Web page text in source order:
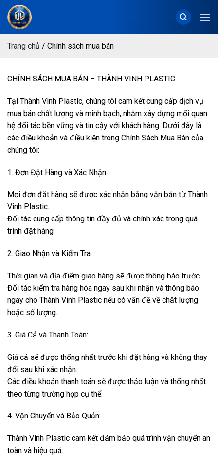
Chuyển
đến
dungTrang chủ / Chính sách mua bán
CHÍNH SÁCH MUA BÁN – THÀNH VINH PLASTIC
Tại Thành Vinh Plastic, chúng tôi cam kết cung cấp dịch vụ
mua bán chất lượng và minh bạch, nhằm xây dựng mối quan
hệ đối tác bền vững và tin cậy với khách hàng. Dưới đây là
các điều khoản và điều kiện trong Chính Sách Mua Bán của
chúng tôi:
1. Đơn Đặt Hàng và Xác Nhận:
Mọi đơn đặt hàng sẽ được xác nhận bằng văn bản từ Thành
Vinh Plastic.
Đối tác cung cấp thông tin đầy đủ và chính xác trong quá
trình đặt hàng.
2. Giao Nhận và Kiểm Tra:
Thời gian và địa điểm giao hàng sẽ được thông báo trước.
Đối tác kiểm tra hàng hóa ngay sau khi nhận và thông báo
ngay cho Thành Vinh Plastic nếu có vấn đề về chất lượng
hoặc số lượng.
3. Giá Cả và Thanh Toán:
Giá cả sẽ được thống nhất trước khi đặt hàng và không thay
đổi sau khi xác nhận.
Các điều khoản thanh toán sẽ được thảo luận và thống nhất
theo từng trường hợp cụ thể.
4. Vận Chuyển và Bảo Quản:
Thành Vinh Plastic cam kết đảm bảo quá trình vận chuyển an
toàn và hiệu quả.